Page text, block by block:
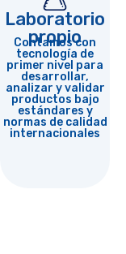
Laboratorio
propio
Contamos con
tecnología de
primer nivel para
desarrollar,
analizar y validar
productos bajo
estándares y
normas de calidad
internacionales